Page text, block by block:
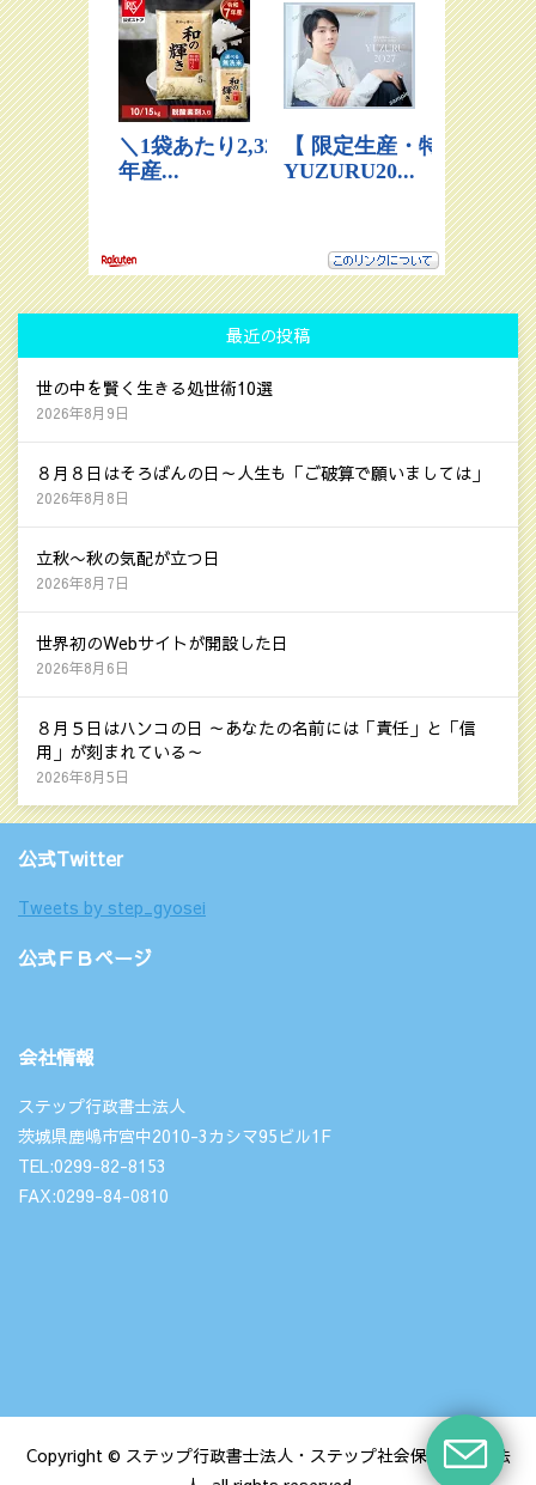
最近の投稿
世の中を賢く生きる処世術10選
2026年8月9日
８月８日はそろばんの日～人生も「ご破算で願いましては」
2026年8月8日
立秋〜秋の気配が立つ日
2026年8月7日
世界初のWebサイトが開設した日
2026年8月6日
８月５日はハンコの日 ～あなたの名前には「責任」と「信
用」が刻まれている～
2026年8月5日
公式Twitter
Tweets by step_gyosei
公式ＦＢページ
会社情報
ステップ行政書士法人
茨城県鹿嶋市宮中2010-3カシマ95ビル1F
TEL:0299-82-8153
FAX:0299-84-0810
Copyright © ステップ行政書士法人・ステップ社会保険労務士法